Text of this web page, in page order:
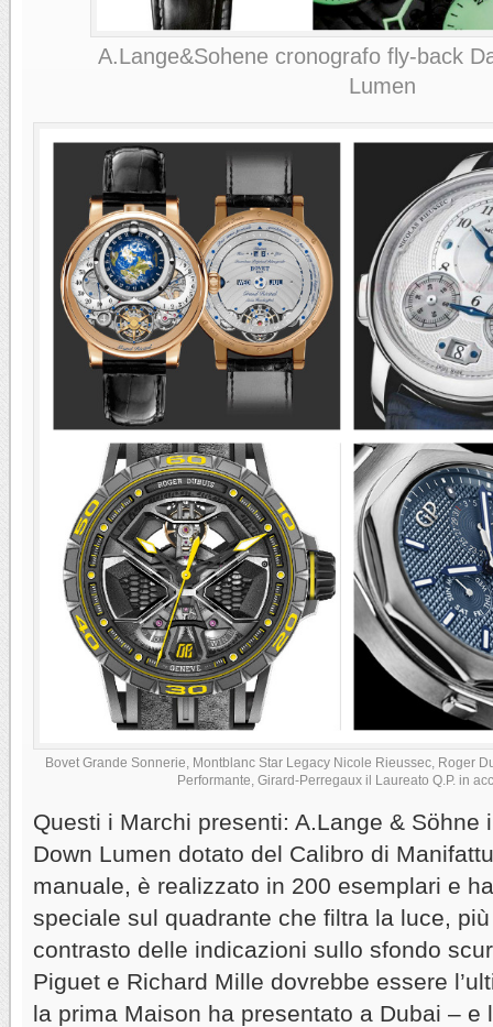
A.Lange&Sohene cronografo fly-back
Lumen
Bovet Grande Sonnerie, Montblanc Star Legacy Nicole Rieussec, Roger
Performante, Girard-Perregaux il Laureato Q.P. in
Questi i Marchi presenti: A.Lange & Söhne
Down Lumen dotato del Calibro di
manuale, è realizzato in 200 esemplari e
speciale sul quadrante che filtra la luce,
contrasto delle indicazioni sullo sfondo
Piguet e Richard Mille dovrebbe essere
la prima Maison ha presentato a Dubai – e